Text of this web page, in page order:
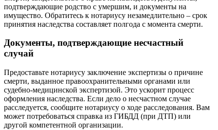
подтверждающие родство с умершим, и документы на
имущество. Обратитесь к нотариусу незамедлительно – срок
принятия наследства составляет полгода с момента смерти.
Документы, подтверждающие несчастный
случай
Предоставьте нотариусу заключение экспертизы о причине
смерти, выданное правоохранительными органами или
судебно-медицинской экспертизой. Это ускорит процесс
оформления наследства. Если дело о несчастном случае
расследуется, сообщите нотариусу о ходе расследования. Вам
может потребоваться справка из ГИБДД (при ДТП) или
другой компетентной организации.